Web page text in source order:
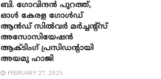
ബി. ​ഗോവിന്ദൻ പുറത്ത്,
ഓൾ കേരള ഗോൾഡ്
ആൻഡ് സിൽവർ മർച്ചന്റ്സ്
അസോസിയേഷൻ
ആക്ടിംഗ് പ്രസിഡന്റായി
അയമു ഹാജി
FEBRUARY 27, 2025